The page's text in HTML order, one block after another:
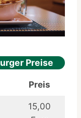
Preise
Preis
15,00